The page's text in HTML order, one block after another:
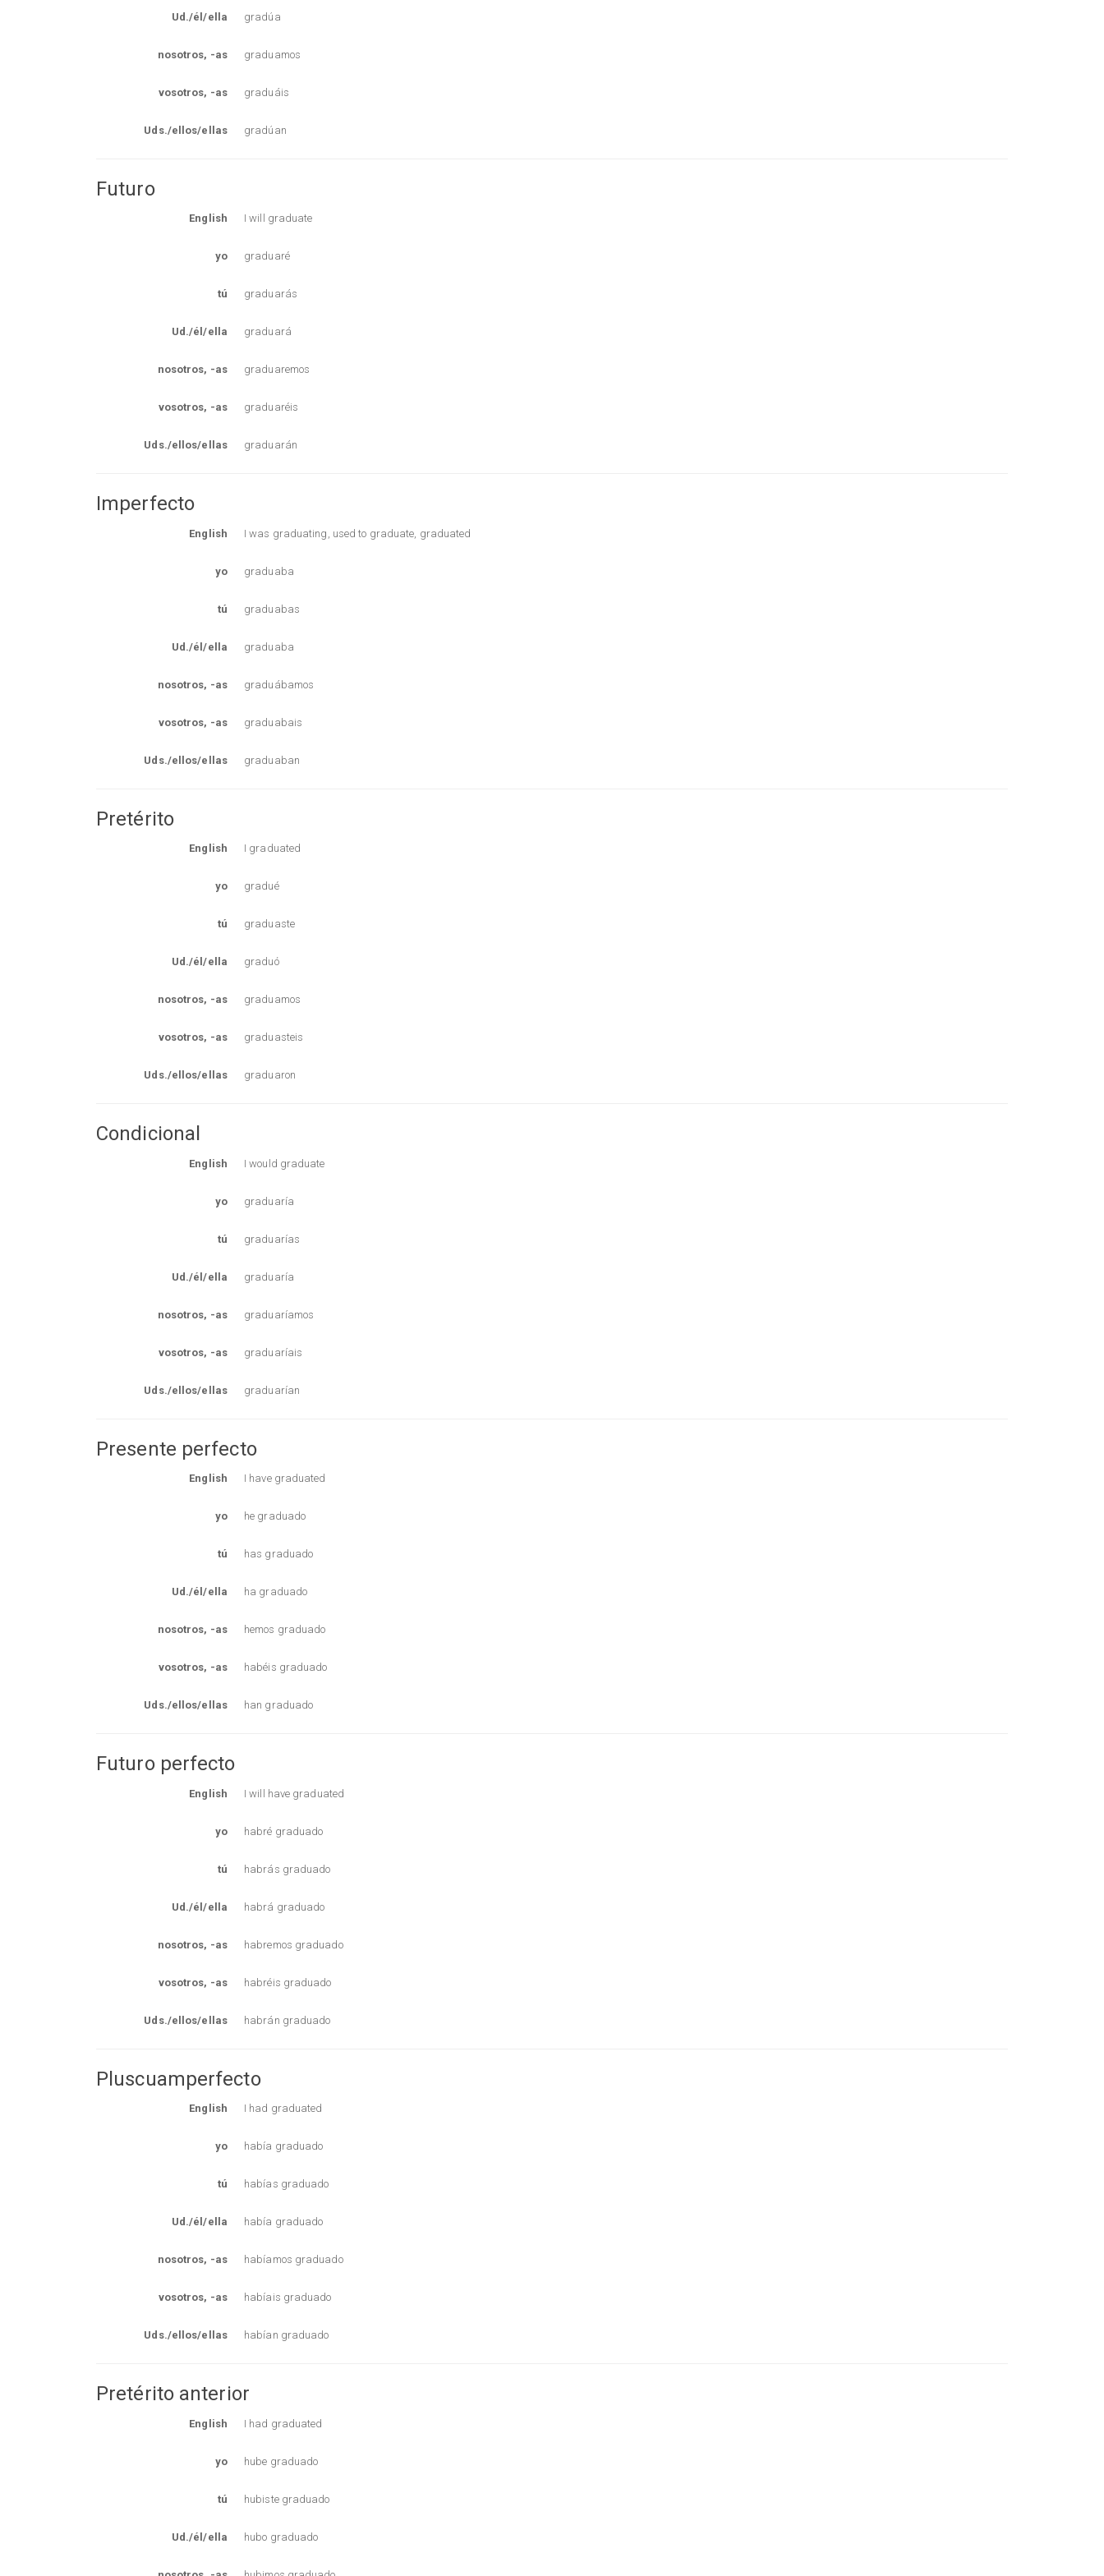
Ud./él/ella gradúa
nosotros, -as graduamos
vosotros, -as graduáis
Uds./ellos/ellas gradúan
Futuro
English I will graduate
yo graduaré
tú graduarás
Ud./él/ella graduará
nosotros, -as graduaremos
vosotros, -as graduaréis
Uds./ellos/ellas graduarán
Imperfecto
English I was graduating, used to graduate, graduated
yo graduaba
tú graduabas
Ud./él/ella graduaba
nosotros, -as graduábamos
vosotros, -as graduabais
Uds./ellos/ellas graduaban
Pretérito
English I graduated
yo gradué
tú graduaste
Ud./él/ella graduó
nosotros, -as graduamos
vosotros, -as graduasteis
Uds./ellos/ellas graduaron
Condicional
English I would graduate
yo graduaría
tú graduarías
Ud./él/ella graduaría
nosotros, -as graduaríamos
vosotros, -as graduaríais
Uds./ellos/ellas graduarían
Presente perfecto
English I have graduated
yo he graduado
tú has graduado
Ud./él/ella ha graduado
nosotros, -as hemos graduado
vosotros, -as habéis graduado
Uds./ellos/ellas han graduado
Futuro perfecto
English I will have graduated
yo habré graduado
tú habrás graduado
Ud./él/ella habrá graduado
nosotros, -as habremos graduado
vosotros, -as habréis graduado
Uds./ellos/ellas habrán graduado
Pluscuamperfecto
English I had graduated
yo había graduado
tú habías graduado
Ud./él/ella había graduado
nosotros, -as habíamos graduado
vosotros, -as habíais graduado
Uds./ellos/ellas habían graduado
Pretérito anterior
English I had graduated
yo hube graduado
tú hubiste graduado
Ud./él/ella hubo graduado